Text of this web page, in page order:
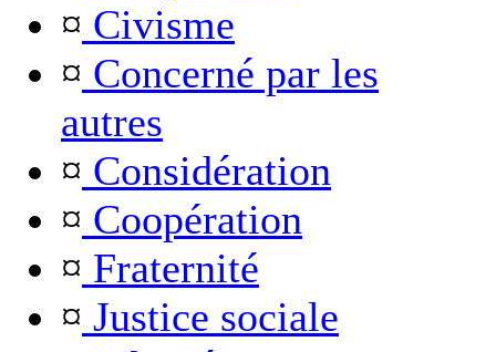
¤ Civisme
¤ Concerné par les
autres
¤ Considération
¤ Coopération
¤ Fraternité
¤ Justice sociale